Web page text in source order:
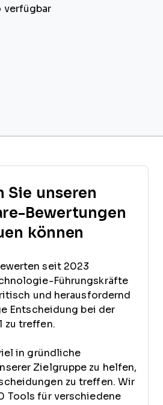
verfügbar
Sie unseren
Bewertungen
können
seit 2023
Führungskräfte
und herausfordernd
Entscheidung bei der
zu treffen.
in gründliche
Zielgruppe zu helfen,
zu treffen. Wir
Tools für verschiedene